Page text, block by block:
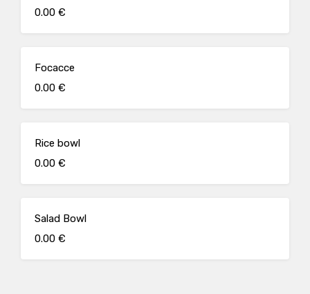
0.00 €
Focacce
0.00 €
Rice bowl
0.00 €
Salad Bowl
0.00 €